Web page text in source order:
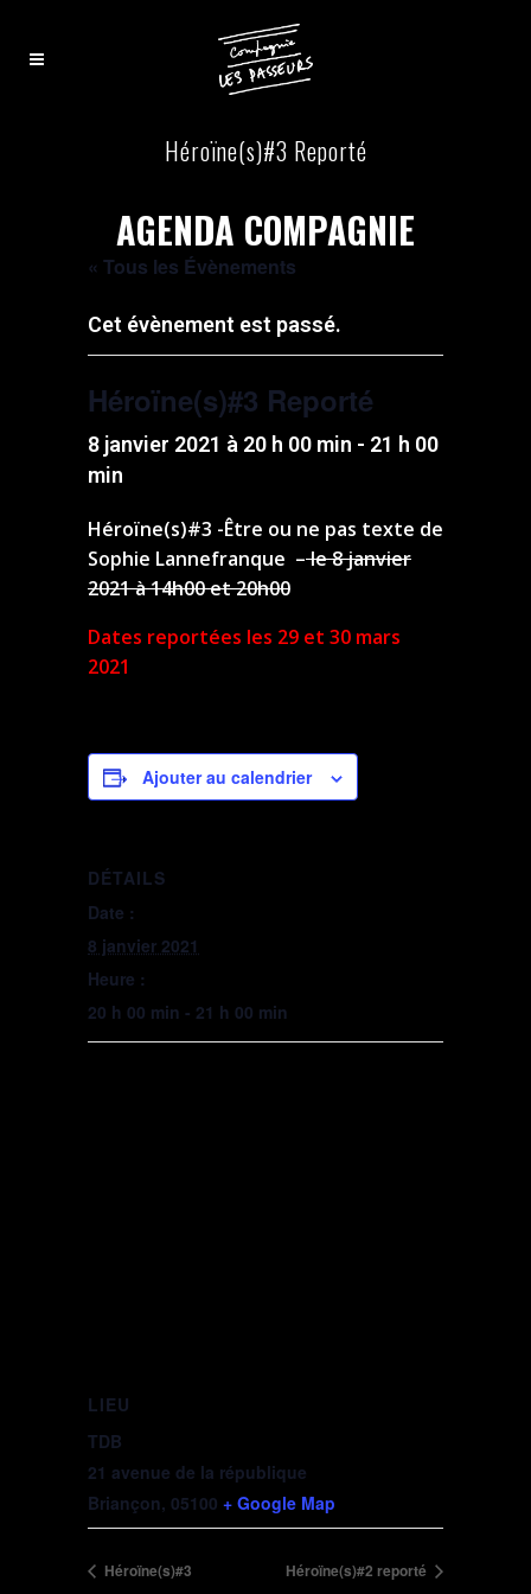
Héroïne(s)#3 Reporté
AGENDA COMPAGNIE
« Tous les Évènements
Cet évènement est passé.
Héroïne(s)#3 Reporté
8 janvier 2021 à 20 h 00 min - 21 h 00
min
Héroïne(s)#3 -Être ou ne pas texte de
Sophie Lannefranque –le 8 janvier
2021 à 14h00 et 20h00
Dates reportées les 29 et 30 mars
2021
Ajouter au calendrier
DÉTAILS
Date :
8 janvier 2021
Heure :
20 h 00 min - 21 h 00 min
LIEU
TDB
21 avenue de la république
Briançon, 05100 + Google Map
Héroïne(s)#3 Héroïne(s)#2 reporté